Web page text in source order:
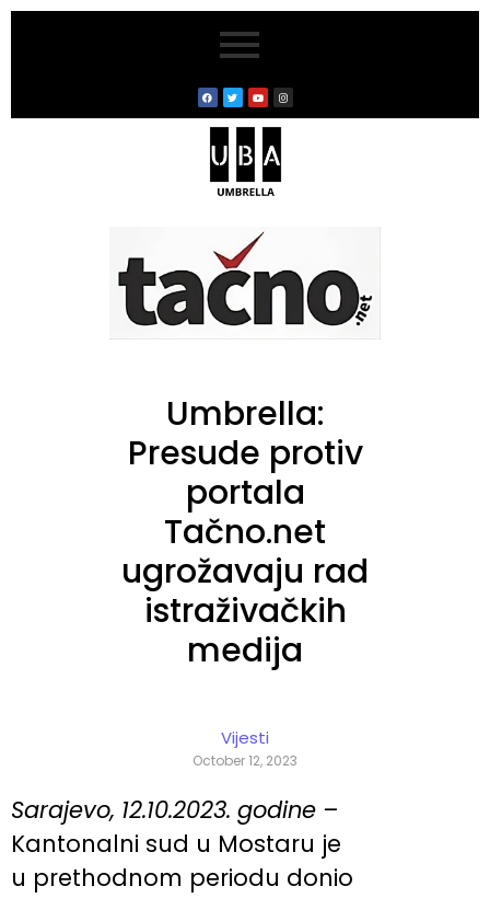
Umbrella:
Presude protiv
portala
Tačno.net
ugrožavaju rad
istraživačkih
medija
Vijesti
October 12, 2023
Sarajevo, 12.10.2023. godine –
Kantonalni sud u Mostaru je
u prethodnom periodu donio